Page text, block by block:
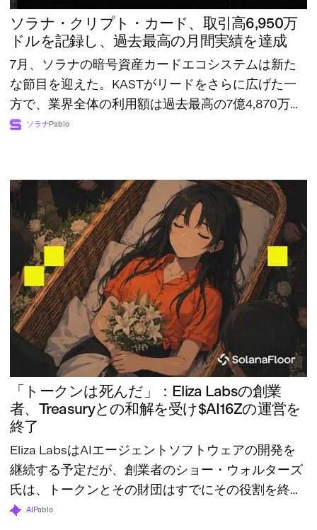
ソラナ・クリプト・カード、取引高6,950万
ドルを記録し、過去最高の月間実績を達成
7月、ソラナの暗号資産カードエコシステムは新た
な節目を迎えた。KASTがリードをさらに広げた一
方で、業界全体の利用額は過去最高の7億4,870万ド
ルに達した。
ソラナPablo
「トークンは死んだ」：Eliza Labsの創業
者、Treasuryとの和解を受け$AI16Zの運営を
終了
Eliza LabsはAIエージェントソフトウェアの開発を
継続する予定だが、創業者のショー・ウォルターズ
氏は、トークンとその財団はすでにその役割を終え
たと述べている。
AI Pablo